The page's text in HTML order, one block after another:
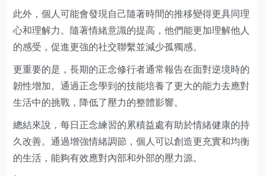
此外，個人可能會發現自己隨著時間的推移變得更具同理
心和理解力。隨著情緒意識的提高，他們能更加理解他人
的感受，促進更強的社交聯繫並減少孤獨感。
更重要的是，長期的正念修行者通常報告在面對逆境時的
韌性增加。通過正念學到的技能培養了更大的能力去應對
生活中的挑戰，降低了壓力的整體影響。
總結來說，每日正念練習的累積益處有助於情緒健康的持
久改善。通過增強情緒調節，個人可以創造更充實和均衡
的生活，能夠有效應對內部和外部的壓力源。